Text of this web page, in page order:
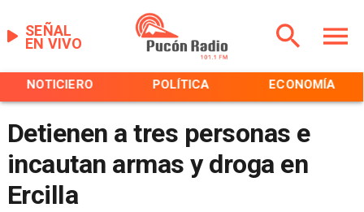
EN VIVO
SEÑAL
NOTICIERO POLÍTICA ECONOMÍA
Detienen a tres personas e
incautan armas y droga en
Ercilla